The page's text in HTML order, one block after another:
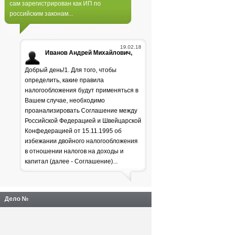
Генпрокуратура
раскритиковала положение
дел в лесной отрасли
сам зарегистрирован как ИП по
российским законам...
19.02.18
Иванов Андрей Михайлович,
Добрый день!1. Для того, чтобы
определить, какие правила
налогообложения будут применяться в
Вашем случае, необходимо
проанализировать Соглашение между
Российской Федерацией и Швейцарской
Конфедерацией от 15.11.1995 об
избежании двойного налогообложения
в отношении налогов на доходы и
капитал (далее - Соглашение)...
Дело №